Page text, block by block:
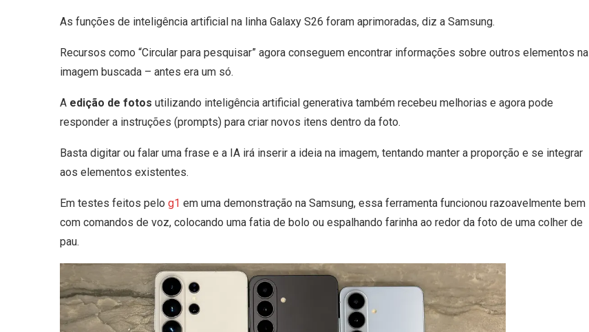
As funções de inteligência artificial na linha Galaxy S26 foram aprimoradas, diz a Samsung.
Recursos como “Circular para pesquisar” agora conseguem encontrar informações sobre outros elementos na
imagem buscada – antes era um só.
A edição de fotos utilizando inteligência artificial generativa também recebeu melhorias e agora pode
responder a instruções (prompts) para criar novos itens dentro da foto.
Basta digitar ou falar uma frase e a IA irá inserir a ideia na imagem, tentando manter a proporção e se integrar
aos elementos existentes.
Em testes feitos pelo g1 em uma demonstração na Samsung, essa ferramenta funcionou razoavelmente bem
com comandos de voz, colocando uma fatia de bolo ou espalhando farinha ao redor da foto de uma colher de
pau.